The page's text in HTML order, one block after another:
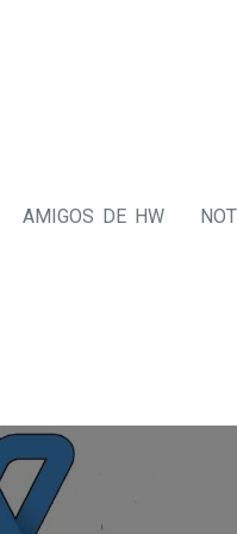
AMIGOS DE HW